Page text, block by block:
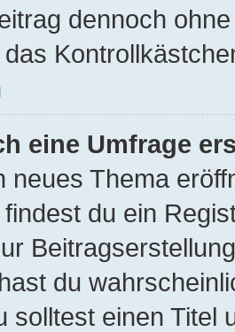
dennoch
eine Umfrage
neues Thema
du ein
du
solltest einen Titel